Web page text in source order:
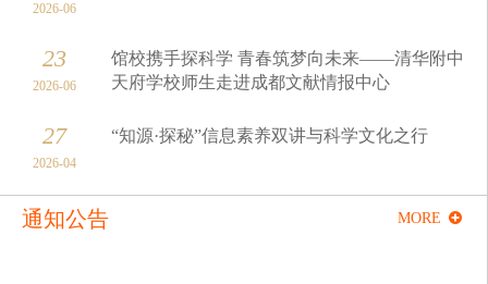
2026-06
23
2026-06
馆校携手探科学 青春筑梦向未来——清华附中
天府学校师生走进成都文献情报中心
27
2026-04
“知源·探秘”信息素养双讲与科学文化之行
通知公告 MORE